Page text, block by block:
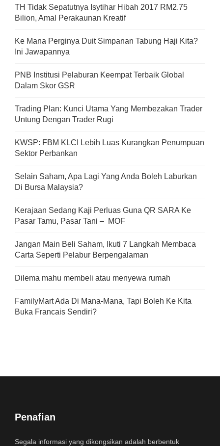
TH Tidak Sepatutnya Isytihar Hibah 2017 RM2.75
Bilion, Amal Perakaunan Kreatif
Ke Mana Perginya Duit Simpanan Tabung Haji Kita?
Ini Jawapannya
PNB Institusi Pelaburan Keempat Terbaik Global
Dalam Skor GSR
Trading Plan: Kunci Utama Yang Membezakan Trader
Untung Dengan Trader Rugi
KWSP: FBM KLCI Lebih Luas Kurangkan Penumpuan
Sektor Perbankan
Selain Saham, Apa Lagi Yang Anda Boleh Laburkan
Di Bursa Malaysia?
Kerajaan Sedang Kaji Perluas Guna QR SARA Ke
Pasar Tamu, Pasar Tani – MOF
Jangan Main Beli Saham, Ikuti 7 Langkah Membaca
Carta Seperti Pelabur Berpengalaman
Dilema mahu membeli atau menyewa rumah
FamilyMart Ada Di Mana-Mana, Tapi Boleh Ke Kita
Buka Francais Sendiri?
Penafian
Segala informasi yang dikongsikan adalah berbentuk